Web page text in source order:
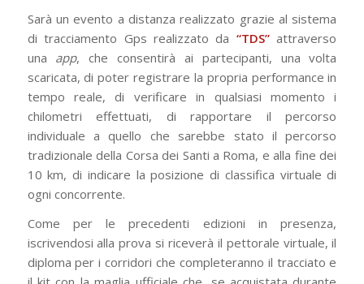
Sarà un evento a distanza realizzato grazie al sistema
di tracciamento Gps realizzato da “TDS”attraverso
una app, che consentirà ai partecipanti, una volta
scaricata, di poter registrare la propria performance in
tempo reale, di verificare in qualsiasi momento i
chilometri effettuati, di rapportare il percorso
individuale a quello che sarebbe stato il percorso
tradizionale della Corsa dei Santi a Roma, e alla fine dei
10 km, di indicare la posizione di classifica virtuale di
ogni concorrente.
Come per le precedenti edizioni in presenza,
iscrivendosi alla prova si riceverà il pettorale virtuale, il
diploma per i corridori che completeranno il tracciato e